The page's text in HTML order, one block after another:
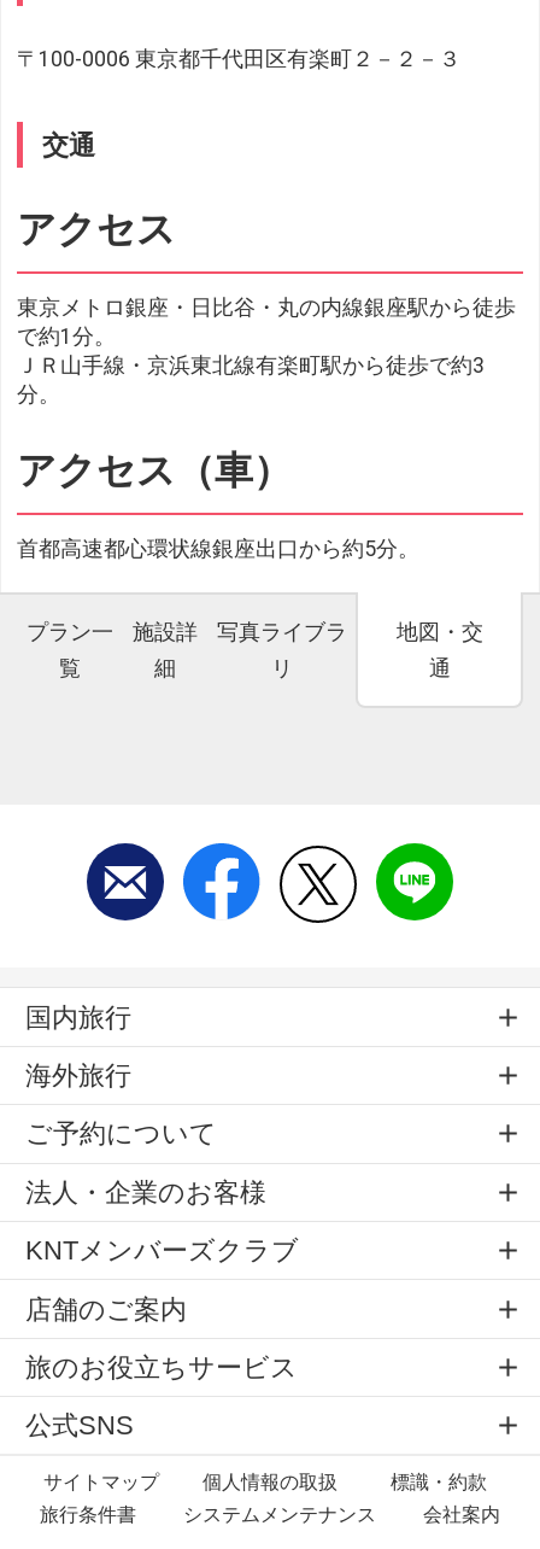
〒100-0006 東京都千代田区有楽町２－２－３
交通
アクセス
東京メトロ銀座・日比谷・丸の内線銀座駅から徒歩
で約1分。
ＪＲ山手線・京浜東北線有楽町駅から徒歩で約3
分。
アクセス（車）
首都高速都心環状線銀座出口から約5分。
プラン一
覧
施設詳
細
写真ライブラ
リ
地図・交
通
国内旅行
海外旅行
ご予約について
法人・企業のお客様
KNTメンバーズクラブ
店舗のご案内
旅のお役立ちサービス
公式SNS
サイトマップ 個人情報の取扱
標識・約款
旅行条件書
システムメンテナンス 会社案内